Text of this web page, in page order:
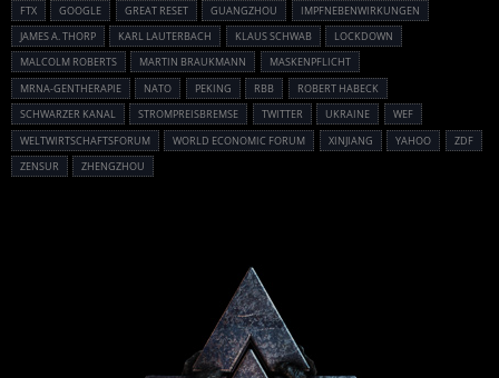
FTX
GOOGLE GREAT RESET GUANGZHOU
IMPFNEBENWIRKUNGEN
JAMES A. THORP
KARL LAUTERBACH KLAUS SCHWAB
LOCKDOWN
MALCOLM ROBERTS
MARTIN BRAUKMANN
MASKENPFLICHT
MRNA-GENTHERAPIE
NATO PEKING RBB
ROBERT HABECK
SCHWARZER KANAL
STROMPREISBREMSE TWITTER UKRAINE
WEF
WELTWIRTSCHAFTSFORUM
WORLD ECONOMIC FORUM XINJIANG YAHOO
ZDF
ZENSUR
ZHENGZHOU